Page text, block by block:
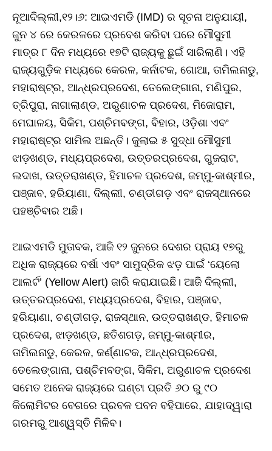
ନୂଆଦିଲ୍ଲୀ,୧୨।୬: ଆଇଏମଡି (IMD) ର ସୂଚନା ଅନୁଯାୟୀ,
ଜୁନ ୪ ରେ କେରଳରେ ପ୍ରବେଶ କରିବା ପରେ ମୌସୁମୀ
ମାତ୍ର ୮ ଦିନ ମଧ୍ୟରେ ୧୭ଟି ରାଜ୍ୟକୁ ଛୁଇଁ ସାରିଲାଣି। ଏହି
ରାଜ୍ୟଗୁଡ଼ିକ ମଧ୍ୟରେ କେରଳ, କର୍ନାଟକ, ଗୋଆ, ତାମିଲନାଡୁ,
ମହାରାଷ୍ଟ୍ର, ଆନ୍ଧ୍ରପ୍ରଦେଶ, ତେଲେଙ୍ଗାନା, ମଣିପୁର,
ତ୍ରିପୁରା, ନାଗାଲାଣ୍ଡ, ଅରୁଣାଚଳ ପ୍ରଦେଶ, ମିଜୋରାମ,
ମେଘାଳୟ, ସିକିମ, ପଶ୍ଚିମବଙ୍ଗ, ବିହାର, ଓଡ଼ିଶା ଏବଂ
ମହାରାଷ୍ଟ୍ର ସାମିଲ ଅଛନ୍ତି। ଜୁଲାଇ ୫ ସୁଦ୍ଧା ମୌସୁମୀ
ଝାଡ଼ଖଣ୍ଡ, ମଧ୍ୟପ୍ରଦେଶ, ଉତ୍ତରପ୍ରଦେଶ, ଗୁଜରାଟ,
ଲଦାଖ, ଉତ୍ତରାଖଣ୍ଡ, ହିମାଚଳ ପ୍ରଦେଶ, ଜମ୍ମୁ-କାଶ୍ମୀର,
ପଞ୍ଜାବ, ହରିୟାଣା, ଦିଲ୍ଲୀ, ଚଣ୍ଡୀଗଡ଼ ଏବଂ ରାଜସ୍ଥାନରେ
ପହଞ୍ଚିବାର ଅଛି।
ଆଇଏମଡି ମୁତାବକ, ଆଜି ୧୨ ଜୁନରେ ଦେଶର ପ୍ରାୟ ୧୭ରୁ
ଅଧିକ ରାଜ୍ୟରେ ବର୍ଷା ଏବଂ ସାମୁଦ୍ରିକ ଝଡ଼ ପାଇଁ ‘ୟେଲୋ
ଆଲର୍ଟ’ (Yellow Alert) ଜାରି କରାଯାଇଛି। ଆଜି ଦିଲ୍ଲୀ,
ଉତ୍ତରପ୍ରଦେଶ, ମଧ୍ୟପ୍ରଦେଶ, ବିହାର, ପଞ୍ଜାବ,
ହରିୟାଣା, ଚଣ୍ଡୀଗଡ଼, ରାଜସ୍ଥାନ, ଉତ୍ତରାଖଣ୍ଡ, ହିମାଚଳ
ପ୍ରଦେଶ, ଝାଡ଼ଖଣ୍ଡ, ଛତିଶଗଡ଼, ଜମ୍ମୁ-କାଶ୍ମୀର,
ତାମିଲନାଡୁ, କେରଳ, କର୍ଣ୍ଣାଟକ, ଆନ୍ଧ୍ରପ୍ରଦେଶ,
ତେଲେଙ୍ଗାନା, ପଶ୍ଚିମବଙ୍ଗ, ସିକିମ, ଅରୁଣାଚଳ ପ୍ରଦେଶ
ସମେତ ଅନେକ ରାଜ୍ୟରେ ଘଣ୍ଟା ପ୍ରତି ୬୦ ରୁ ୯୦
କିଲୋମିଟର ବେଗରେ ପ୍ରବଳ ପବନ ବହିପାରେ, ଯାହାଦ୍ୱାରା
ଗରମରୁ ଆଶ୍ୱସ୍ତି ମିଳିବ।